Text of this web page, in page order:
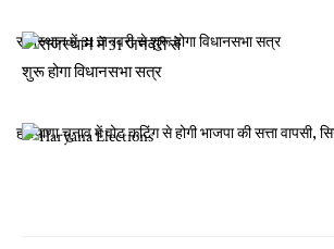
राजस्थान में 31 जनवरी से शुरू होगा विधानसभा सत्र
हरियाणा चुनाव में वोट कटिंग से होगी भाजपा की सत्ता वापसी,